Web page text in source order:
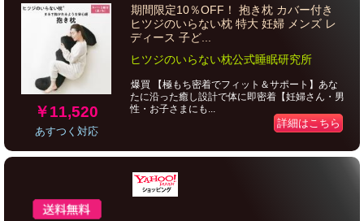
￥11,520
あすつく対応
期間限定10％OFF！ 抱き枕 カバー付き
ヒツジのいらない枕 特大 妊婦 メンズ レ
ディース 子ど...
ヒツジのいらない枕公式睡眠研究所
爆買 【極もち密着でフィット＆サポート】あな
たに沿った癒し設計で体に即密着【妊婦さん・男
性・お子さまにも...
詳細はこちら